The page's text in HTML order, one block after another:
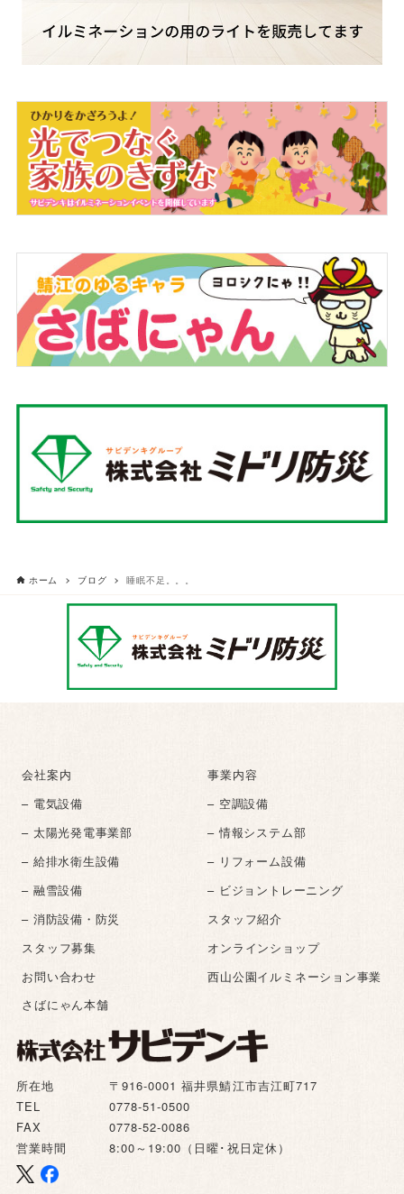
ホーム ブログ 睡眠不足。。。
所在地
〒916-0001 福井県鯖江市吉江町717
TEL
0778-51-0500
FAX
0778-52-0086
営業時間
8:00～19:00（日曜･祝日定休）
会社案内
事業内容
– 電気設備
– 空調設備
– 太陽光発電事業部
– 情報システム部
– 給排水衛生設備
– リフォーム設備
– 融雪設備
– ビジョントレーニング
– 消防設備・防災
スタッフ紹介
スタッフ募集
オンラインショップ
お問い合わせ
西山公園イルミネーション事業
さばにゃん本舗